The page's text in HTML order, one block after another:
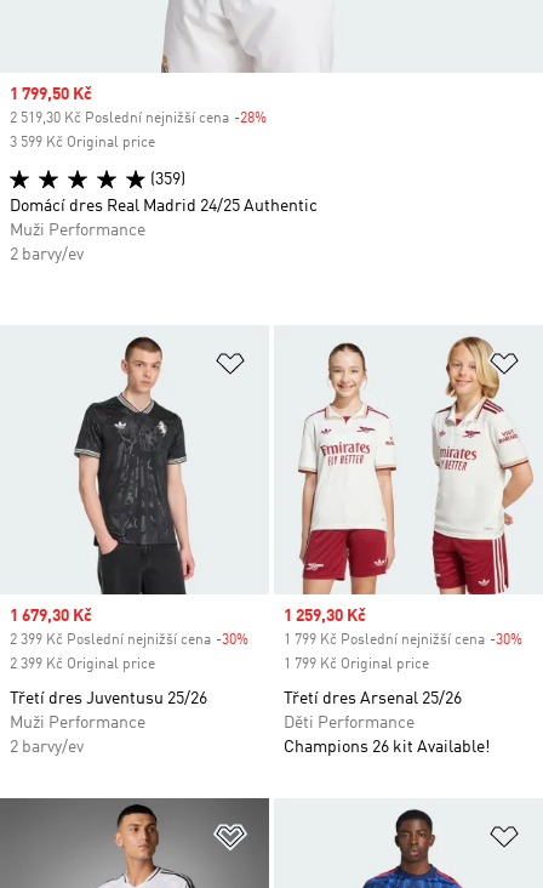
Přidat do seznamu přání
Sale price
1 679,30 Kč
2 399 Kč Poslední nejnižší cena -30% Discount
2 399 Kč Original price
Třetí dres Juventusu 25/26
Muži Performance
2 barvy/ev
Sale price
1 259,30 Kč
1 799 Kč Poslední nejnižší cena -30%
1 799 Kč Original price
Třetí dres Arsenal 25/26
Děti Performance
Champions 26 kit Available!
Přidat do seznamu přání
Sale price
1 799,50 Kč
2 519,30 Kč Poslední nejnižší cena -28%
3 599 Kč Original price
(359)
Domácí dres Real Madrid 24/25 Authentic
Muži Performance
2 barvy/ev